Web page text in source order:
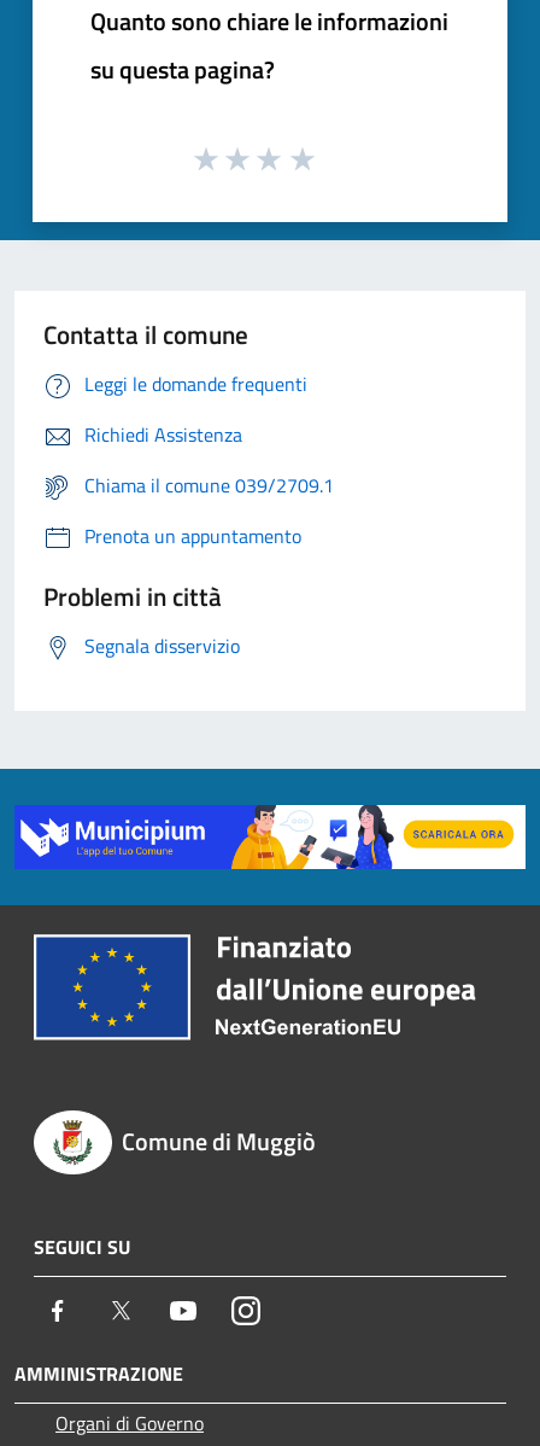
Quanto sono chiare le informazioni
su questa pagina?
Contatta il comune
Leggi le domande frequenti
Richiedi Assistenza
Chiama il comune 039/2709.1
Prenota un appuntamento
Problemi in città
Segnala disservizio
Comune di Muggiò
SEGUICI SU
Facebook Twitter YoutubeInstagram
AMMINISTRAZIONE
Organi di Governo